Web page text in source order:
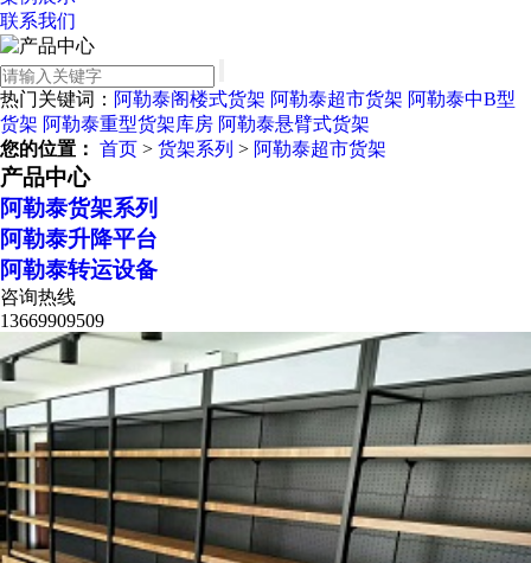
联系我们
热门关键词： 阿勒泰阁楼式货架 阿勒泰超市货架 阿勒泰中B型
货架 阿勒泰重型货架库房 阿勒泰悬臂式货架
您的位置： 首页 > 货架系列 > 阿勒泰超市货架
产品中心
阿勒泰货架系列
阿勒泰升降平台
阿勒泰转运设备
咨询热线
13669909509